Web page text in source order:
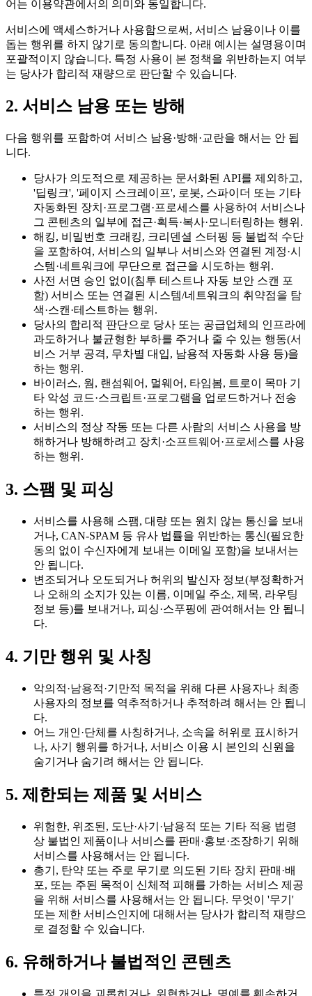
어는 이용약관에서의 의미와 동일합니다.
서비스에 액세스하거나 사용함으로써, 서비스 남용이나 이를
돕는 행위를 하지 않기로 동의합니다. 아래 예시는 설명용이며
포괄적이지 않습니다. 특정 사용이 본 정책을 위반하는지 여부
는 당사가 합리적 재량으로 판단할 수 있습니다.
2. 서비스 남용 또는 방해
다음 행위를 포함하여 서비스 남용·방해·교란을 해서는 안 됩
니다.
당사가 의도적으로 제공하는 문서화된 API를 제외하고,
'딥링크', '페이지 스크레이프', 로봇, 스파이더 또는 기타
자동화된 장치·프로그램·프로세스를 사용하여 서비스나
그 콘텐츠의 일부에 접근·획득·복사·모니터링하는 행위.
해킹, 비밀번호 크래킹, 크리덴셜 스터핑 등 불법적 수단
을 포함하여, 서비스의 일부나 서비스와 연결된 계정·시
스템·네트워크에 무단으로 접근을 시도하는 행위.
사전 서면 승인 없이(침투 테스트나 자동 보안 스캔 포
함) 서비스 또는 연결된 시스템/네트워크의 취약점을 탐
색·스캔·테스트하는 행위.
당사의 합리적 판단으로 당사 또는 공급업체의 인프라에
과도하거나 불균형한 부하를 주거나 줄 수 있는 행동(서
비스 거부 공격, 무차별 대입, 남용적 자동화 사용 등)을
하는 행위.
바이러스, 웜, 랜섬웨어, 멀웨어, 타임봄, 트로이 목마 기
타 악성 코드·스크립트·프로그램을 업로드하거나 전송
하는 행위.
서비스의 정상 작동 또는 다른 사람의 서비스 사용을 방
해하거나 방해하려고 장치·소프트웨어·프로세스를 사용
하는 행위.
3. 스팸 및 피싱
서비스를 사용해 스팸, 대량 또는 원치 않는 통신을 보내
거나, CAN-SPAM 등 유사 법률을 위반하는 통신(필요한
동의 없이 수신자에게 보내는 이메일 포함)을 보내서는
안 됩니다.
변조되거나 오도되거나 허위의 발신자 정보(부정확하거
나 오해의 소지가 있는 이름, 이메일 주소, 제목, 라우팅
정보 등)를 보내거나, 피싱·스푸핑에 관여해서는 안 됩니
다.
4. 기만 행위 및 사칭
악의적·남용적·기만적 목적을 위해 다른 사용자나 최종
사용자의 정보를 역추적하거나 추적하려 해서는 안 됩니
다.
어느 개인·단체를 사칭하거나, 소속을 허위로 표시하거
나, 사기 행위를 하거나, 서비스 이용 시 본인의 신원을
숨기거나 숨기려 해서는 안 됩니다.
5. 제한되는 제품 및 서비스
위험한, 위조된, 도난·사기·남용적 또는 기타 적용 법령
상 불법인 제품이나 서비스를 판매·홍보·조장하기 위해
서비스를 사용해서는 안 됩니다.
총기, 탄약 또는 주로 무기로 의도된 기타 장치 판매·배
포, 또는 주된 목적이 신체적 피해를 가하는 서비스 제공
을 위해 서비스를 사용해서는 안 됩니다. 무엇이 '무기'
또는 제한 서비스인지에 대해서는 당사가 합리적 재량으
로 결정할 수 있습니다.
6. 유해하거나 불법적인 콘텐츠
특정 개인을 괴롭히거나, 위협하거나, 명예를 훼손하거